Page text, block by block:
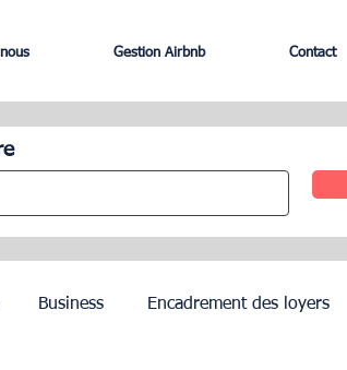
Gestion Airbnb Contact
Business Encadrement des loyers